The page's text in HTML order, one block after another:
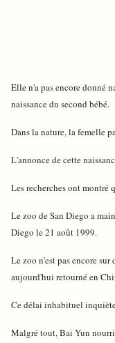
Elle n'a pas encore donné
naissance du second bébé.
Dans la nature, la femelle
L'annonce de cette
Les recherches ont montré
Le zoo de San Diego a
Diego le 21 août 1999.
Le zoo n'est pas encore
aujourd'hui retourné en
Ce délai inhabituel inquiète
Malgré tout, Bai Yun